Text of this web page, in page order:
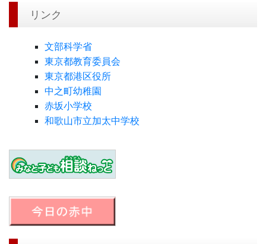
リンク
文部科学省
東京都教育委員会
東京都港区役所
中之町幼稚園
赤坂小学校
和歌山市立加太中学校